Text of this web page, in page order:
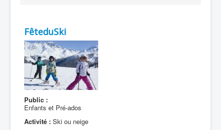
FêteduSki
Public :
Enfants et Pré-ados
Activité : Ski ou neige